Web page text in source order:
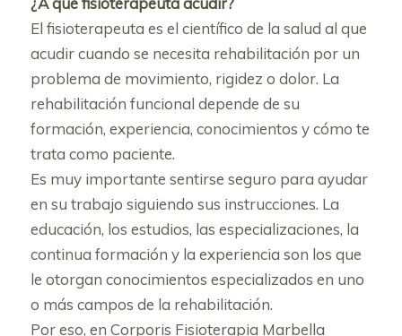
El fisioterapeuta es el científico de la salud al que
acudir cuando se necesita rehabilitación por un
problema de movimiento, rigidez o dolor. La
rehabilitación funcional depende de su
formación, experiencia, conocimientos y cómo te
trata como paciente.
Es muy importante sentirse seguro para ayudar
en su trabajo siguiendo sus instrucciones. La
educación, los estudios, las especializaciones, la
continua formación y la experiencia son los que
le otorgan conocimientos especializados en uno
o más campos de la rehabilitación.
Por eso, en Corporis Fisioterapia Marbella